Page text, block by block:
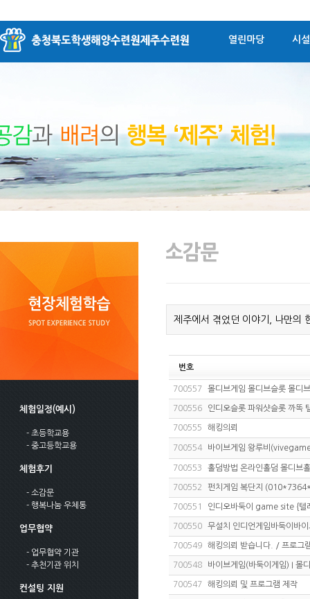
열린마당 시
체험일정(예시)
- 초등학교용
- 중고등학교용
체험후기
- 소감문
- 행복나눔 우체통
업무협약
- 업무협약 기관
- 추천기관 위치
컨설팅 지원
제주에서 겪었던 이야기, 나만의
번호
700557 몰디브게임 몰디브슬롯 몰디
700556 인디오슬롯 파워샷슬롯 까
700555 해킹의뢰
700554 바이브게임 왕루비
700553 홀덤방법 온라인홀덤 몰디브
700552 펀치게임 복단지
700551 인디오바둑이 game site {
700550 무설치 인디언게임바둑이바
700549 해킹의뢰 받습니다. / 프로그
700548 바이브게임(바둑이게임) I 몰
700547 해킹의뢰 및 프로그램 제작